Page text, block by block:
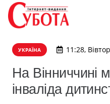
УКРАЇНА 11:28,
На Вінниччині
інваліда